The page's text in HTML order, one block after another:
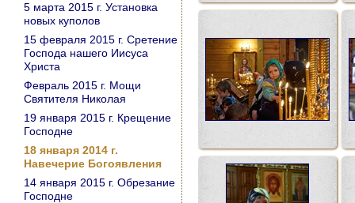
5 марта 2015 г. Установка
новых куполов
15 февраля 2015 г. Сретение
Господа нашего Иисуса
Христа
Февраль 2015 г. Мощи
Святителя Николая
19 января 2015 г. Крещение
Господне
18 января 2014 г.
Навечерие Богоявления
14 января 2015 г. Обрезание
Господне